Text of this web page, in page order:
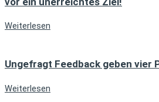
Weiterlesen
Ungefragt Feedback geben vier
Weiterlesen